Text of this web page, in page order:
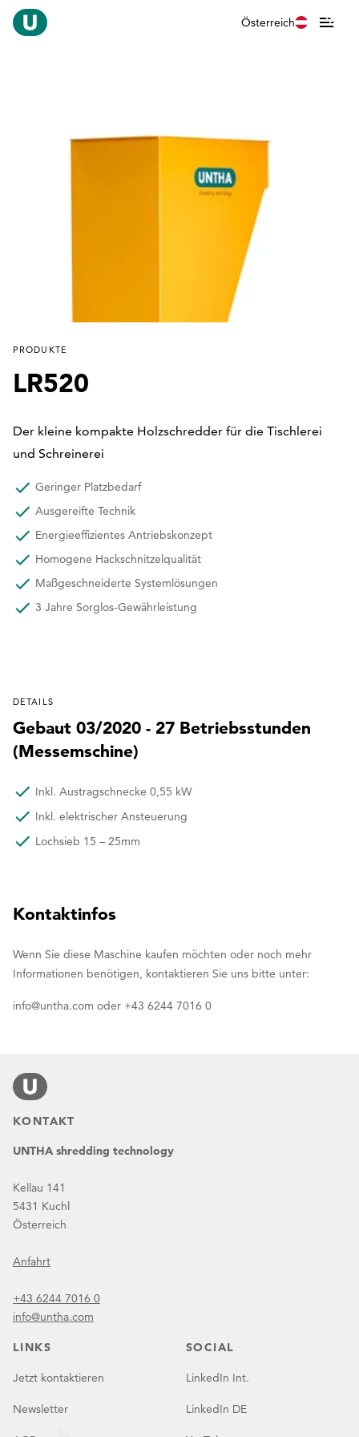
Österreich
PRODUKTE
LR520
Der kleine kompakte Holzschredder für die Tischlerei
und Schreinerei
Geringer Platzbedarf
Ausgereifte Technik
Energieeffizientes Antriebskonzept
Homogene Hackschnitzelqualität
Maßgeschneiderte Systemlösungen
3 Jahre Sorglos-Gewährleistung
DETAILS
Gebaut 03/2020 - 27 Betriebsstunden
(Messemschine)
Inkl. Austragschnecke 0,55 kW
Inkl. elektrischer Ansteuerung
Lochsieb 15 – 25mm
Kontaktinfos
Wenn Sie diese Maschine kaufen möchten oder noch mehr
Informationen benötigen, kontaktieren Sie uns bitte unter:
info@untha.com oder +43 6244 7016 0
KONTAKT
UNTHA shredding technology
Kellau 141
5431 Kuchl
Österreich
Anfahrt
+43 6244 7016 0
info@untha.com
LINKS
Jetzt kontaktieren
Newsletter
SOCIAL
LinkedIn Int.
LinkedIn DE